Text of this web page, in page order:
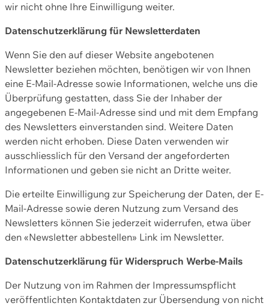
wir nicht ohne Ihre Einwilligung weiter.
Datenschutzerklärung für Newsletterdaten
Wenn Sie den auf dieser Website angebotenen
Newsletter beziehen möchten, benötigen wir von Ihnen
eine E-Mail-Adresse sowie Informationen, welche uns die
Überprüfung gestatten, dass Sie der Inhaber der
angegebenen E-Mail-Adresse sind und mit dem Empfang
des Newsletters einverstanden sind. Weitere Daten
werden nicht erhoben. Diese Daten verwenden wir
ausschliesslich für den Versand der angeforderten
Informationen und geben sie nicht an Dritte weiter.
Die erteilte Einwilligung zur Speicherung der Daten, der E-
Mail-Adresse sowie deren Nutzung zum Versand des
Newsletters können Sie jederzeit widerrufen, etwa über
den «Newsletter abbestellen» Link im Newsletter.
Datenschutzerklärung für Widerspruch Werbe-Mails
Der Nutzung von im Rahmen der Impressumspflicht
veröffentlichten Kontaktdaten zur Übersendung von nicht